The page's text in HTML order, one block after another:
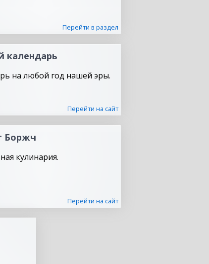
Перейти в раздел
календарь
на любой год нашей эры.
Перейти на сайт
Боржч
кулинария.
Перейти на сайт